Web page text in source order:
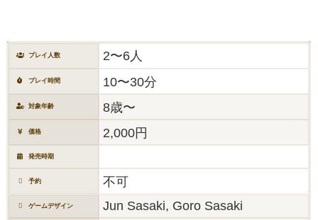
プレイ人数 2〜6人
プレイ時間 10〜30分
対象年齢 8歳〜
価格 2,000円
発売時期
予約 不可
ゲームデザイン Jun Sasaki, Goro Sasaki